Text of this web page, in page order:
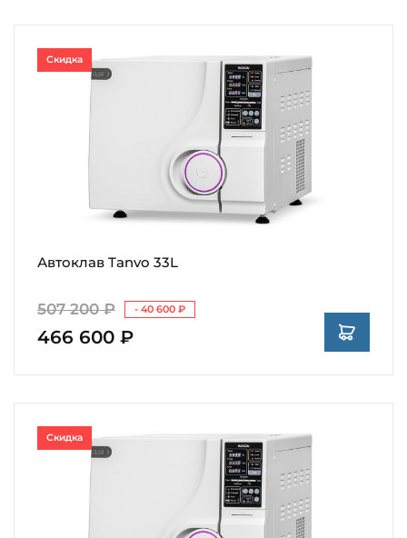
Автоклав Tanvo 33L
507 200 ₽ - 40 600 ₽
466 600 ₽
Скидка
Скидка